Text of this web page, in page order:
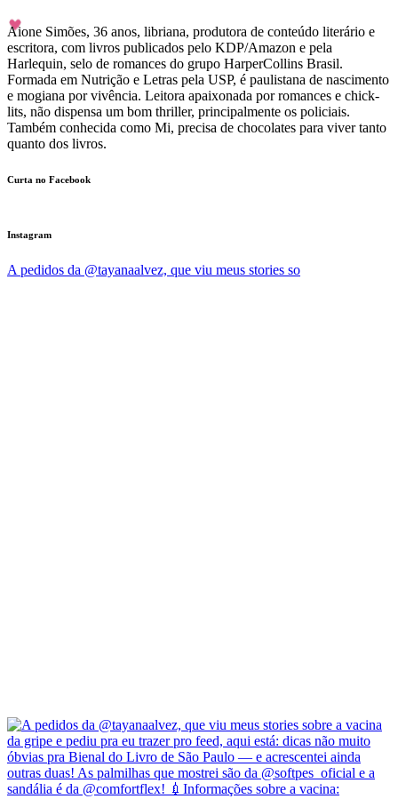
Aione Simões, 36 anos, libriana, produtora de conteúdo literário e
escritora, com livros publicados pelo KDP/Amazon e pela
Harlequin, selo de romances do grupo HarperCollins Brasil.
Formada em Nutrição e Letras pela USP, é paulistana de nascimento
e mogiana por vivência. Leitora apaixonada por romances e chick-
lits, não dispensa um bom thriller, principalmente os policiais.
Também conhecida como Mi, precisa de chocolates para viver tanto
quanto dos livros.
Curta no Facebook
Instagram
A pedidos da @tayanaalvez, que viu meus stories so